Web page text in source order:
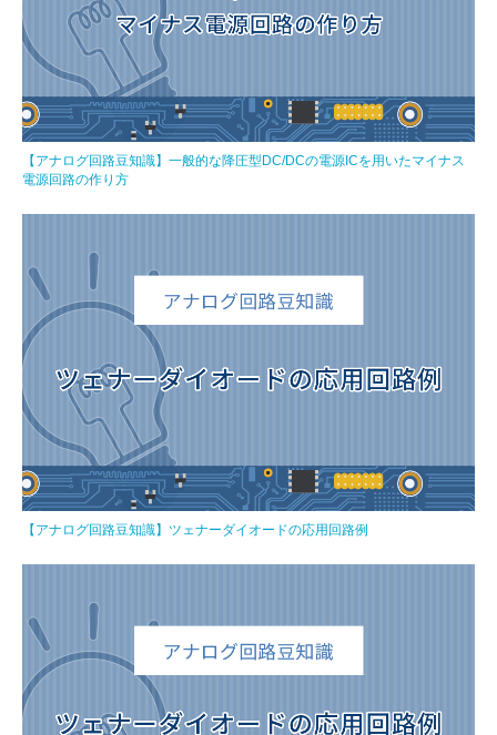
【アナログ回路豆知識】一般的な降圧型DC/DCの電源ICを用いたマイナス
電源回路の作り方
【アナログ回路豆知識】ツェナーダイオードの応用回路例